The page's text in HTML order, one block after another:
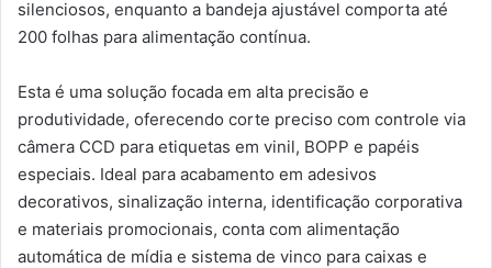
silenciosos, enquanto a bandeja ajustável comporta até
200 folhas para alimentação contínua.
Esta é uma solução focada em alta precisão e
produtividade, oferecendo corte preciso com controle via
câmera CCD para etiquetas em vinil, BOPP e papéis
especiais. Ideal para acabamento em adesivos
decorativos, sinalização interna, identificação corporativa
e materiais promocionais, conta com alimentação
automática de mídia e sistema de vinco para caixas e